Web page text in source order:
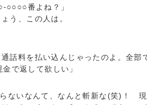
○○○○番よね？」
う、この人は。
話料を払い込んじゃったのよ。全部
で返して欲しい」
ないなんて、なんと斬新な(笑)！ 現